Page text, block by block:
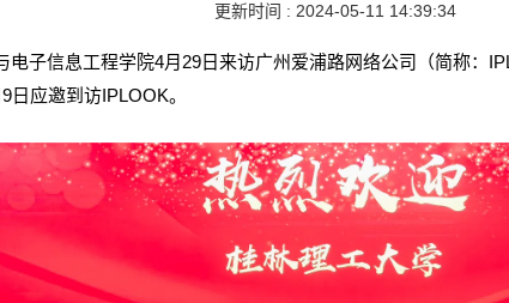
更新时间 : 2024-05-11 14:39:34
电子信息工程学院4月29日来访广州爱浦路网络公司（简称：
日应邀到访IPLOOK。